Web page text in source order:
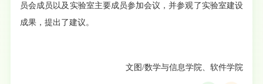
员会成员以及实验室主要成员参加会议，并参观了实验室建设
成果，提出了建议。
文图/数学与信息学院、软件学院